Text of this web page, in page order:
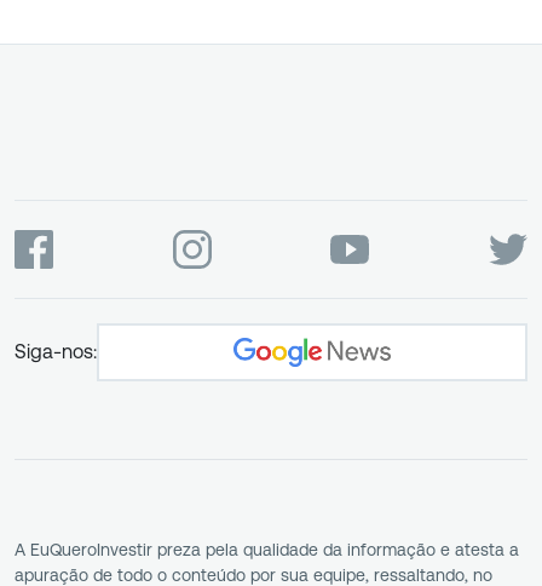
Siga-nos:
A EuQueroInvestir preza pela qualidade da informação e atesta a
apuração de todo o conteúdo por sua equipe, ressaltando, no